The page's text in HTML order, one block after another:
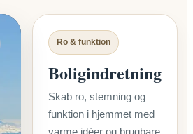
Ro & funktion
Boligindretning
Skab ro, stemning og
funktion i hjemmet med
varme idéer og brugbare